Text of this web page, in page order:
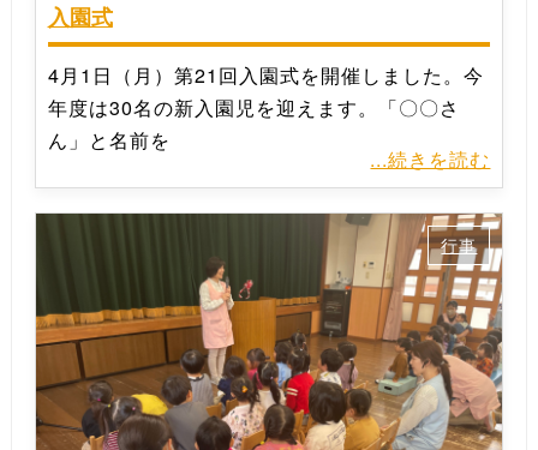
入園式
4月1日（月）第21回入園式を開催しました。今
年度は30名の新入園児を迎えます。「〇〇さ
ん」と名前を
...続きを読む
行事